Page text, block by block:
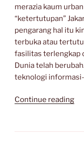
merazia kaum
“ketertutupan”
pengarang hal itu
terbuka atau
fasilitas terlengkap
Dunia telah
teknologi
Continue reading